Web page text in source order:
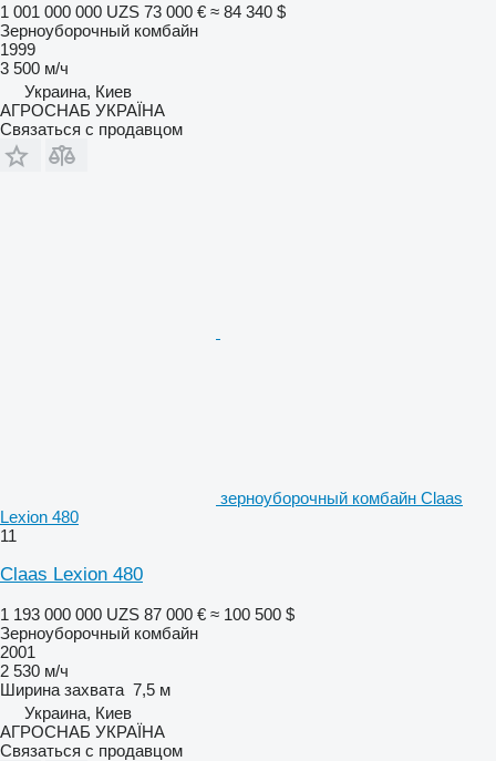
1 001 000 000 UZS 73 000 € ≈ 84 340 $
Зерноуборочный комбайн
1999
3 500 м/ч
Украина, Киев
АГРОСНАБ УКРАЇНА
Связаться с продавцом
зерноуборочный комбайн Claas
Lexion 480
11
Claas Lexion 480
1 193 000 000 UZS 87 000 € ≈ 100 500 $
Зерноуборочный комбайн
2001
2 530 м/ч
Ширина захвата 7,5 м
Украина, Киев
АГРОСНАБ УКРАЇНА
Связаться с продавцом